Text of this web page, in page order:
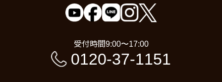
受付時間9:00〜17:00
0120-37-1151